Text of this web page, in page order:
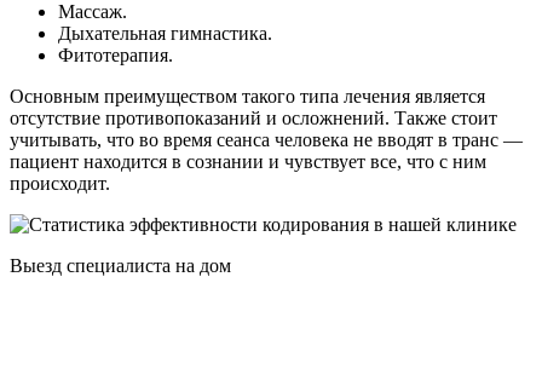
Массаж.
Дыхательная гимнастика.
Фитотерапия.
Основным преимуществом такого типа лечения является
отсутствие противопоказаний и осложнений. Также стоит
учитывать, что во время сеанса человека не вводят в транс —
пациент находится в сознании и чувствует все, что с ним
происходит.
Выезд специалиста на дом